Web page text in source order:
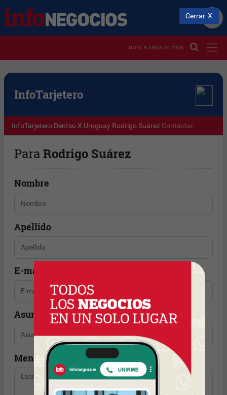
DOM. 9 AGOSTO 2026
InfoTarjetero
InfoTarjetero Dentsu X Uruguay Rodrigo Suárez Contactar
ParaRodrigo Suárez
Nombre
Apellido
E-mail
Asunto
Mensaje
Cerrar